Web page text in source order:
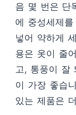
음 몇 번은 단
에 중성세제
넣어 약하게
용은 옷이 줄
고, 통풍이 잘
이 가장 좋습
있는 제품은